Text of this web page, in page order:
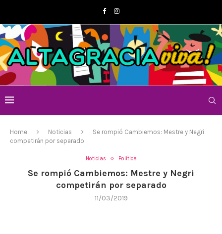
Home Noticias
Se rompió Cambiemos: Mestre y Negri
competirán por separado
Noticias Política
Se rompió Cambiemos: Mestre y Negri
competirán por separado
11/03/2019